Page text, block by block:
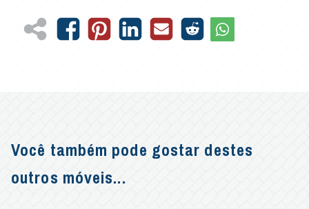
Você também pode gostar destes
outros móveis...